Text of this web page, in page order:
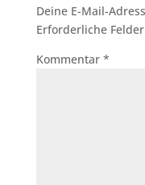
Deine E-Mail-
Erforderliche
Kommentar *